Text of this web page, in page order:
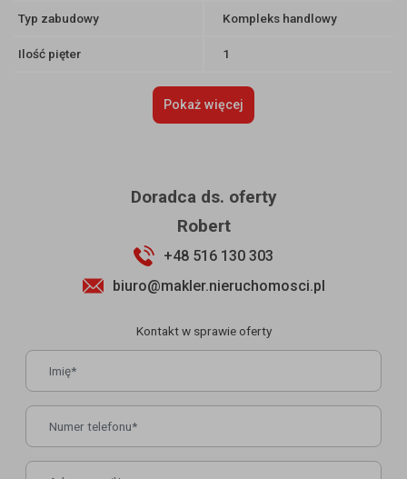
Typ zabudowy Kompleks handlowy
Ilość pięter 1
Pokaż więcej
Doradca ds. oferty
Robert
+48 516 130 303
biuro@makler.nieruchomosci.pl
Kontakt w sprawie oferty